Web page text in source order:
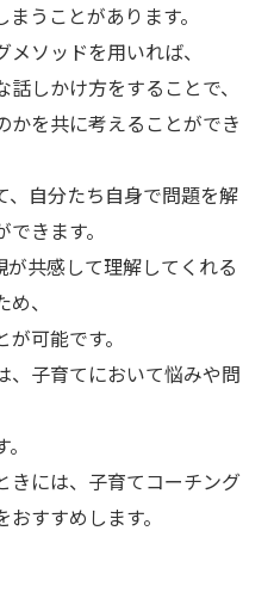
うことがあります。
ソッドを用いれば、
しかけ方をすることで、
かを共に考えることができ
、自分たち自身で問題を解
きます。
共感して理解してくれる
、
可能です。
、子育てにおいて悩みや問
きには、子育てコーチング
すすめします。